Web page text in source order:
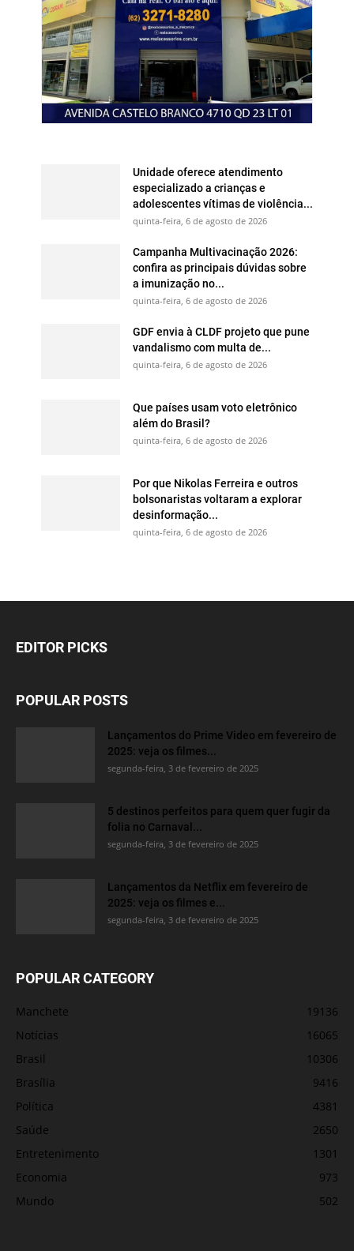
Unidade oferece atendimento
especializado a crianças e
adolescentes vítimas de violência...
quinta-feira, 6 de agosto de 2026
Campanha Multivacinação 2026:
confira as principais dúvidas sobre
a imunização no...
quinta-feira, 6 de agosto de 2026
GDF envia à CLDF projeto que pune
vandalismo com multa de...
quinta-feira, 6 de agosto de 2026
Que países usam voto eletrônico
além do Brasil?
quinta-feira, 6 de agosto de 2026
Por que Nikolas Ferreira e outros
bolsonaristas voltaram a explorar
desinformação...
quinta-feira, 6 de agosto de 2026
EDITOR PICKS
POPULAR POSTS
Lançamentos do Prime Video em fevereiro de
2025: veja os filmes...
segunda-feira, 3 de fevereiro de 2025
5 destinos perfeitos para quem quer fugir da
folia no Carnaval...
segunda-feira, 3 de fevereiro de 2025
Lançamentos da Netflix em fevereiro de
2025: veja os filmes e...
segunda-feira, 3 de fevereiro de 2025
POPULAR CATEGORY
Manchete
19136
Notícias
16065
Brasil
10306
Brasília
9416
Política
4381
Saúde
2650
Entretenimento
1301
Economia
973
Mundo
502